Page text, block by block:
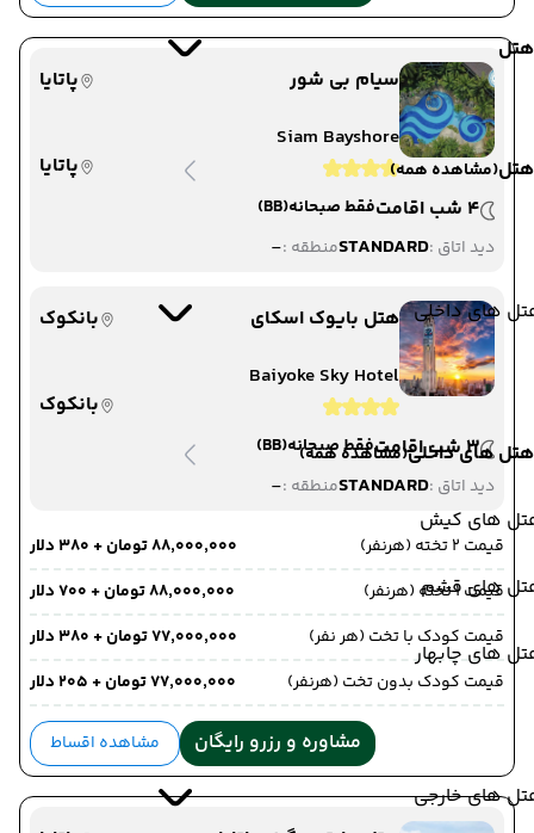
هتل
هتل(مشاهده همه)
های داخلی
هتل های داخلی(مشاهده همه)
های کیش
های قشم
های چابهار
های خارجی
سیام بی شور
پاتایا
Siam Bayshore
پاتایا
4 شب اقامت
فقط صبحانه(BB)
دید اتاق :STANDARDمنطقه :-
هتل بایوک اسکای
بانکوک
Baiyoke Sky Hotel
بانکوک
3 شب اقامت
فقط صبحانه(BB)
دید اتاق :STANDARDمنطقه :-
قیمت 2 تخته (هرنفر)
۸۸٬۰۰۰٬۰۰۰ تومان + ۳۸۰ دلار
قیمت 1 تخته (هرنفر)
۸۸٬۰۰۰٬۰۰۰ تومان + ۷۰۰ دلار
قیمت کودک با تخت (هر نفر)
۷۷٬۰۰۰٬۰۰۰ تومان + ۳۸۰ دلار
قیمت کودک بدون تخت (هرنفر)
۷۷٬۰۰۰٬۰۰۰ تومان + ۲۰۵ دلار
مشاوره و رزرو رایگان مشاهده اقساط